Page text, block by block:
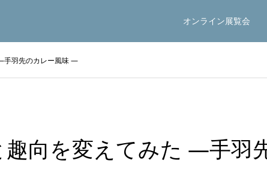
オンライン展覧会
手羽先のカレー風味 ―
趣向を変えてみた ―手羽